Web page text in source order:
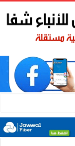
سر إقليم شرق